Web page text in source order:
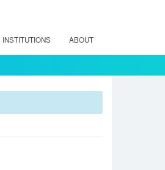
INSTITUTIONS ABOUT